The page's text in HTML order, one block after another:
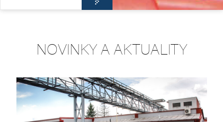
NOVINKY A AKTUALITY